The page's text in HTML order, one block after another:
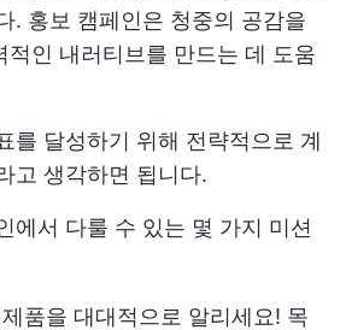
. 홍보 캠페인은 청중의 공감을
적인 내러티브를 만드는 데 도움
를 달성하기 위해 전략적으로 계
고 생각하면 됩니다.
에서 다룰 수 있는 몇 가지 미션
품을 대대적으로 알리세요! 목